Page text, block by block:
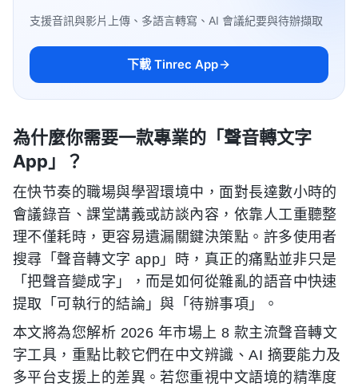
支援音訊與影片上傳、多語言轉寫、AI 會議紀要與待辦擷取
下載 Tinrec App
為什麼你需要一款專業的「聲音轉文字
App」？
在快节奏的職場與學習環境中，面對長達數小時的
會議錄音、課堂講義或訪談內容，依靠人工重聽整
理不僅耗時，更容易遺漏關鍵決策點。許多使用者
搜尋「聲音轉文字 app」時，真正的痛點並非只是
「把聲音變成字」，而是如何從雜亂的語音中快速
提取「可執行的結論」與「待辦事項」。
本文將為您解析 2026 年市場上 8 款主流聲音轉文
字工具，重點比較它們在中文辨識、AI 摘要能力及
多平台支援上的差異。若您重視中文語境的精準度